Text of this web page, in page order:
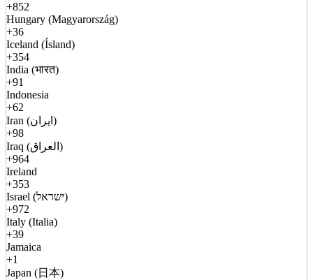
+852
Hungary (Magyarország)
+36
Iceland (Ísland)
+354
India (भारत)
+91
Indonesia
+62
Iran (ایران)
+98
Iraq (العراق)
+964
Ireland
+353
Israel (ישראל)
+972
Italy (Italia)
+39
Jamaica
+1
Japan (日本)